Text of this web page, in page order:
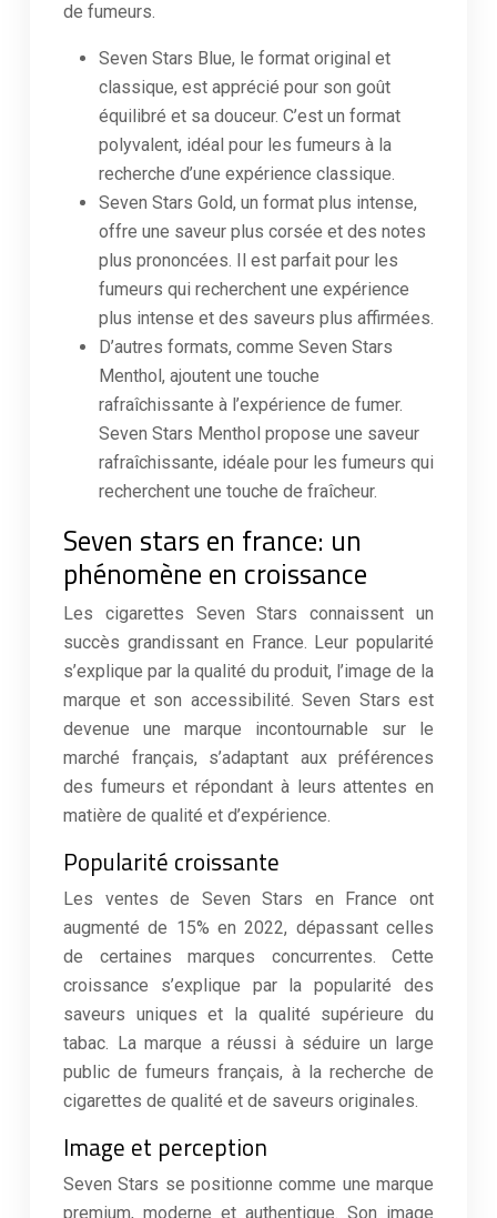
de fumeurs.
Seven Stars Blue, le format original et
classique, est apprécié pour son goût
équilibré et sa douceur. C’est un format
polyvalent, idéal pour les fumeurs à la
recherche d’une expérience classique.
Seven Stars Gold, un format plus intense,
offre une saveur plus corsée et des notes
plus prononcées. Il est parfait pour les
fumeurs qui recherchent une expérience
plus intense et des saveurs plus affirmées.
D’autres formats, comme Seven Stars
Menthol, ajoutent une touche
rafraîchissante à l’expérience de fumer.
Seven Stars Menthol propose une saveur
rafraîchissante, idéale pour les fumeurs qui
recherchent une touche de fraîcheur.
Seven stars en france: un
phénomène en croissance
Les cigarettes Seven Stars connaissent un
succès grandissant en France. Leur popularité
s’explique par la qualité du produit, l’image de la
marque et son accessibilité. Seven Stars est
devenue une marque incontournable sur le
marché français, s’adaptant aux préférences
des fumeurs et répondant à leurs attentes en
matière de qualité et d’expérience.
Popularité croissante
Les ventes de Seven Stars en France ont
augmenté de 15% en 2022, dépassant celles
de certaines marques concurrentes. Cette
croissance s’explique par la popularité des
saveurs uniques et la qualité supérieure du
tabac. La marque a réussi à séduire un large
public de fumeurs français, à la recherche de
cigarettes de qualité et de saveurs originales.
Image et perception
Seven Stars se positionne comme une marque
premium, moderne et authentique. Son image